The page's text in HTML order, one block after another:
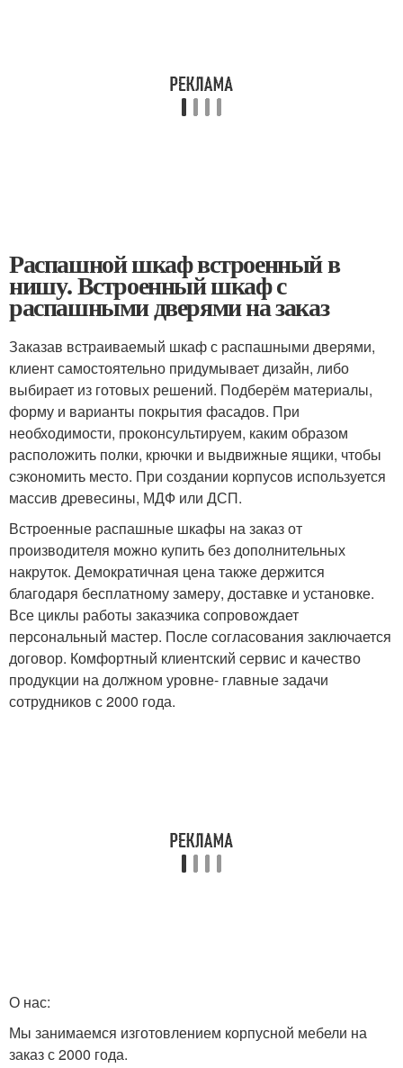
Распашной шкаф встроенный в
нишу. Встроенный шкаф с
распашными дверями на заказ
Заказав встраиваемый шкаф с распашными дверями,
клиент самостоятельно придумывает дизайн, либо
выбирает из готовых решений. Подберём материалы,
форму и варианты покрытия фасадов. При
необходимости, проконсультируем, каким образом
расположить полки, крючки и выдвижные ящики, чтобы
сэкономить место. При создании корпусов используется
массив древесины, МДФ или ДСП.
Встроенные распашные шкафы на заказ от
производителя можно купить без дополнительных
накруток. Демократичная цена также держится
благодаря бесплатному замеру, доставке и установке.
Все циклы работы заказчика сопровождает
персональный мастер. После согласования заключается
договор. Комфортный клиентский сервис и качество
продукции на должном уровне- главные задачи
сотрудников с 2000 года.
О нас:
Мы занимаемся изготовлением корпусной мебели на
заказ с 2000 года.